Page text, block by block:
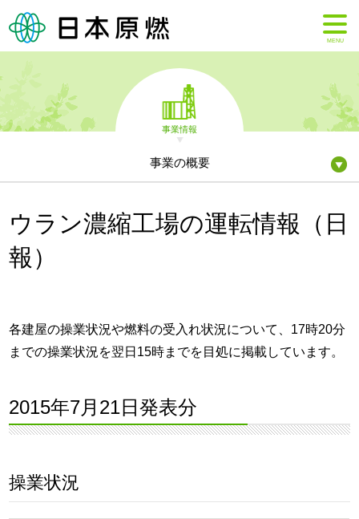
MENU
事業情報
事業の概要
ウラン濃縮工場の運転情報（日
報）
各建屋の操業状況や燃料の受入れ状況について、17時20分
までの操業状況を翌日15時までを目処に掲載しています。
2015年7月21日発表分
操業状況